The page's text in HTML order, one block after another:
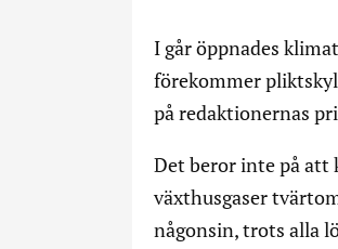
I går öppnades
förekommer
på redaktionernas
Det beror inte på att
växthusgaser
någonsin, trots alla